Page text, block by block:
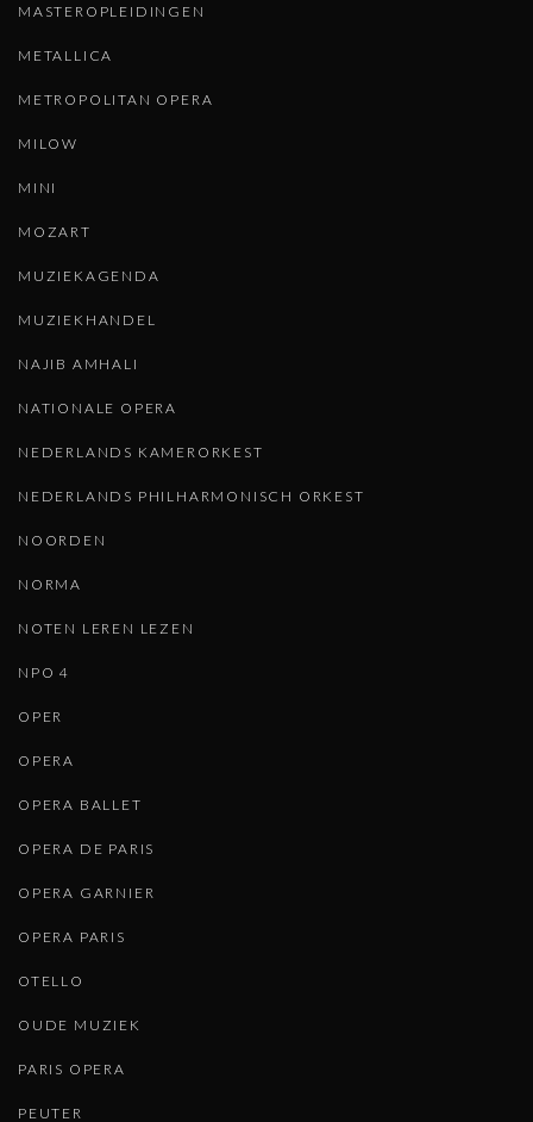
MASTEROPLEIDINGEN
METALLICA
METROPOLITAN OPERA
MILOW
MINI
MOZART
MUZIEKAGENDA
MUZIEKHANDEL
NAJIB AMHALI
NATIONALE OPERA
NEDERLANDS KAMERORKEST
NEDERLANDS PHILHARMONISCH ORKEST
NOORDEN
NORMA
NOTEN LEREN LEZEN
NPO 4
OPER
OPERA
OPERA BALLET
OPERA DE PARIS
OPERA GARNIER
OPERA PARIS
OTELLO
OUDE MUZIEK
PARIS OPERA
PEUTER